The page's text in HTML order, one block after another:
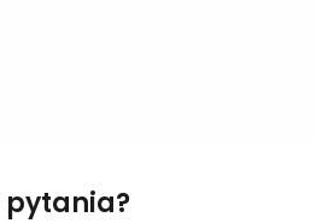
pytania?